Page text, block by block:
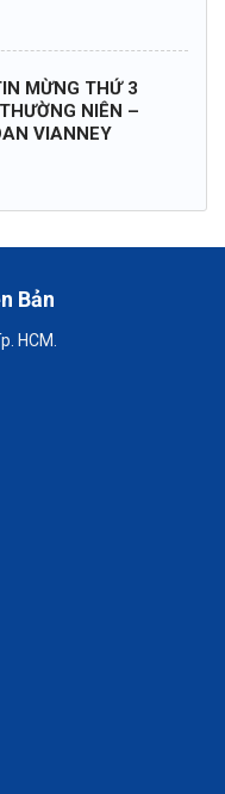
MỪNG THỨ 3
NIÊN –
VIANNEY
Bản
HCM.